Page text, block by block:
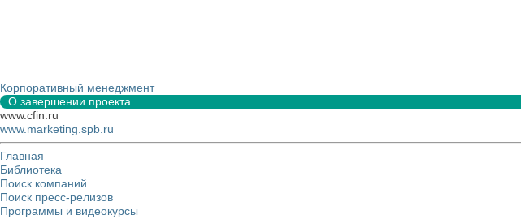
Корпоративный менеджмент
О завершении проекта
www.cfin.ru
www.marketing.spb.ru
Главная
Библиотека
Поиск компаний
Поиск пресс-релизов
Программы и видеокурсы